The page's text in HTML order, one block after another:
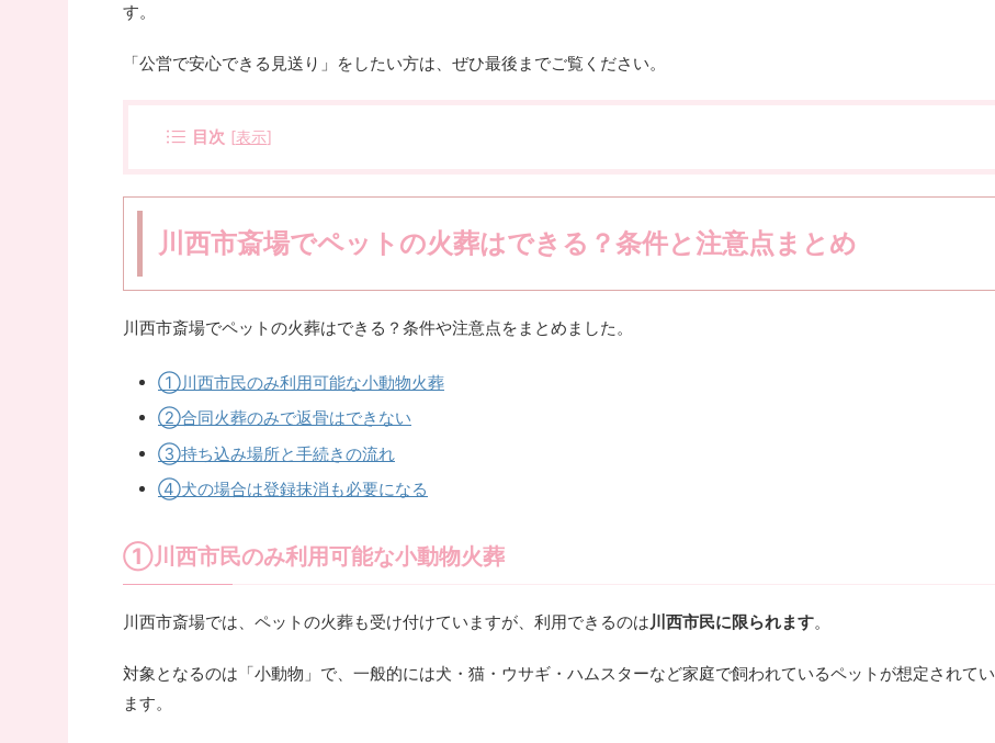
す。
「公営で安心できる見送り」をしたい方は、ぜひ最後までご覧ください。
目次 [表示]
川西市斎場でペットの火葬はできる？条件と注意点まとめ
川西市斎場でペットの火葬はできる？条件や注意点をまとめました。
①川西市民のみ利用可能な小動物火葬
②合同火葬のみで返骨はできない
③持ち込み場所と手続きの流れ
④犬の場合は登録抹消も必要になる
①川西市民のみ利用可能な小動物火葬
川西市斎場では、ペットの火葬も受け付けていますが、利用できるのは川西市民に限られます。
対象となるのは「小動物」で、一般的には犬・猫・ウサギ・ハムスターなど家庭で飼われているペットが想定されてい
ます。